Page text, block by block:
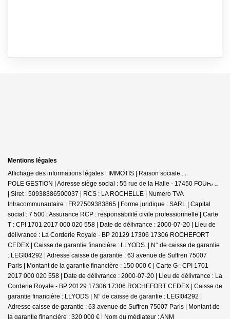
Mentions légales
Affichage des informations légales : IMMOTIS | Raison sociale : IMMOTIS
POLE GESTION | Adresse siège social : 55 rue de la Halle - 17450 FOURAS
| Siret : 50938386500037 | RCS : LA ROCHELLE | Numero TVA
Intracommunautaire : FR27509383865 | Forme juridique : SARL | Capital
social : 7 500 | Assurance RCP : responsabilité civile professionnelle | Carte
T : CPI 1701 2017 000 020 558 | Date de délivrance : 2000-07-20 | Lieu de
délivrance : La Corderie Royale - BP 20129 17306 17306 ROCHEFORT
CEDEX | Caisse de garantie financière : LLYODS. | N° de caisse de garantie
: LEGI04292 | Adresse caisse de garantie : 63 avenue de Suffren 75007
Paris | Montant de la garantie financière : 150 000 € | Carte G : CPI 1701
2017 000 020 558 | Date de délivrance : 2000-07-20 | Lieu de délivrance : La
Corderie Royale - BP 20129 17306 17306 ROCHEFORT CEDEX | Caisse de
garantie financière : LLYODS | N° de caisse de garantie : LEGI04292 |
Adresse caisse de garantie : 63 avenue de Suffren 75007 Paris | Montant de
la garantie financière : 320 000 € | Nom du médiateur : ANM